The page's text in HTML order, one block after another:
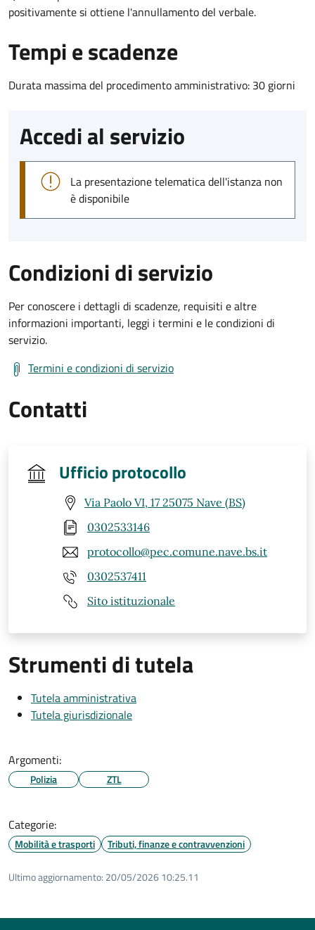
positivamente si ottiene l'annullamento del verbale.
Tempi e scadenze
Durata massima del procedimento amministrativo: 30 giorni
Accedi al servizio
La presentazione telematica dell'istanza non
è disponibile
Condizioni di servizio
Per conoscere i dettagli di scadenze, requisiti e altre
informazioni importanti, leggi i termini e le condizioni di
servizio.
Termini e condizioni di servizio
Contatti
Ufficio protocollo
Via Paolo VI, 17 25075 Nave (BS)
0302533146
protocollo@pec.comune.nave.bs.it
0302537411
Sito istituzionale
Strumenti di tutela
Tutela amministrativa
Tutela giurisdizionale
Argomenti:
Polizia ZTL
Categorie:
Mobilità e trasporti Tributi, finanze e contravvenzioni
Ultimo aggiornamento: 20/05/2026 10:25.11